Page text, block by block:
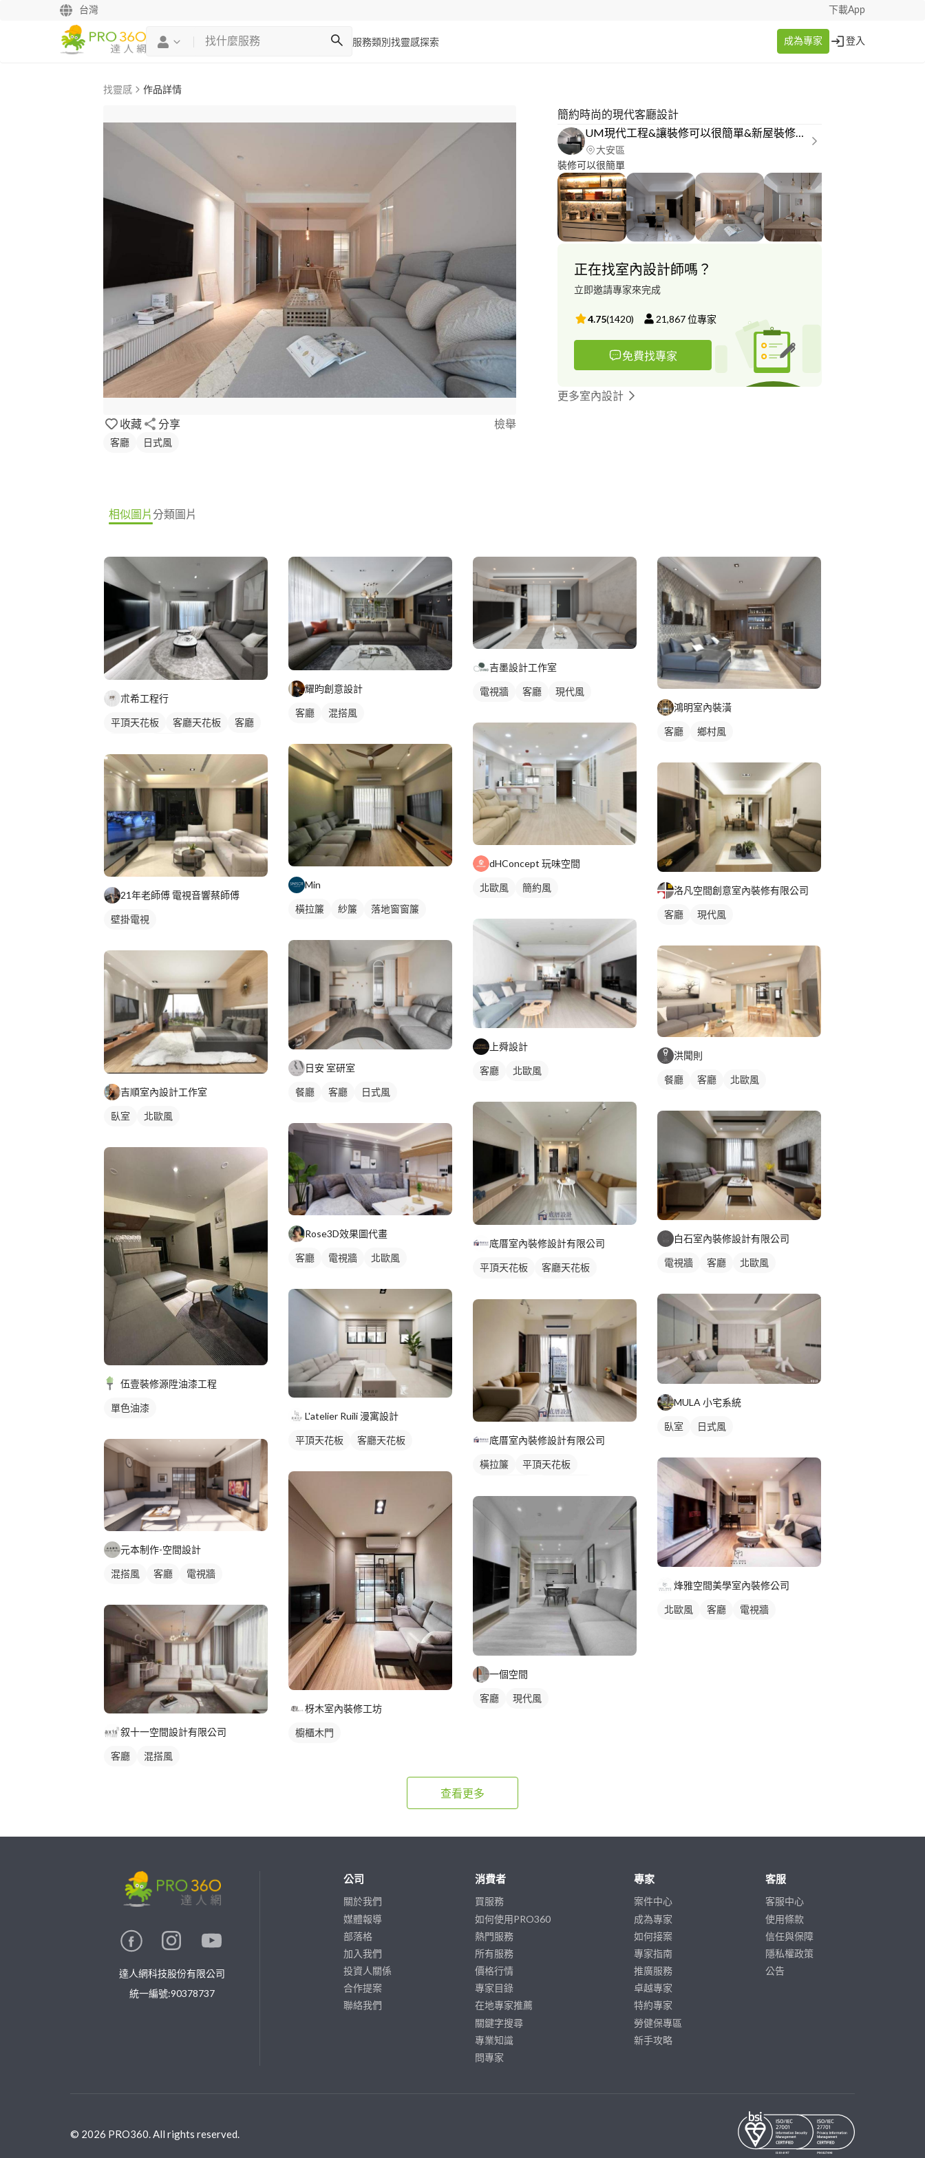
台灣 下載App
服務類別 找靈感探索 成為專家 登入
找靈感 作品詳情
收藏 分享 檢舉
客廳 日式風
簡約時尚的現代客廳設計
UM現代工程&讓裝修可以很簡單&新屋裝修&老屋翻新
大安區
裝修可以很簡單
正在找室內設計師嗎？
立即邀請專家來完成
4.75(1420) 21,867位專家
免費找專家
更多室內設計
相似圖片分類圖片
朮希工程行
平頂天花板 客廳天花板
客廳
21年老師傅 電視音響蔡師傅
壁掛電視
吉順室內設計工作室
臥室 北歐風
伍壹裝修源陞油漆工程
單色油漆
元本制作-空間設計
混搭風 客廳 電視牆
叙十一空間設計有限公司
客廳 混搭風
耀昀創意設計
客廳 混搭風
Min
橫拉簾 紗簾 落地窗窗簾
日安 室研室
餐廳 客廳 日式風
Rose3D效果圖代畫
客廳 電視牆 北歐風
L'atelier Ruili 漫寓設計
平頂天花板 客廳天花板
枒木室內裝修工坊
櫥櫃木門
吉墨設計工作室
電視牆 客廳 現代風
dHConcept 玩味空間
北歐風 簡約風
上舜設計
客廳 北歐風
底厝室內裝修設計有限公司
平頂天花板
客廳天花板
底厝室內裝修設計有限公司
橫拉簾
平頂天花板
一個空間
客廳 現代風
鴻明室內裝潢
客廳 鄉村風
洛凡空間創意室內裝修有限公司
客廳 現代風
洪聞則
餐廳 客廳 北歐風
白石室內裝修設計有限公司
電視牆 客廳 北歐風
MULA 小宅系統
臥室 日式風
烽雅空間美學室內裝修公司
北歐風 客廳 電視牆
查看更多
達人網科技股份有限公司
統一編號:90378737
公司
關於我們
媒體報導
部落格
加入我們
投資人關係
合作提案
聯絡我們
消費者
買服務
如何使用PRO360
熱門服務
所有服務
價格行情
專家目錄
在地專家推薦
關鍵字搜尋
專業知識
問專家
專家
案件中心
成為專家
如何接案
專家指南
推廣服務
卓越專家
特約專家
勞健保專區
新手攻略
客服
客服中心
使用條款
信任與保障
隱私權政策
公告
© 2026 PRO360. All rights reserved.